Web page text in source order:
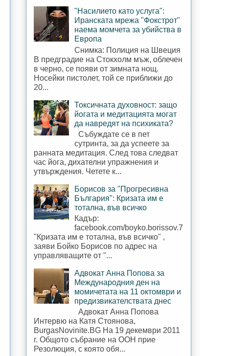
"Насилието като услуга":
Иранската мрежа "Фокстрот"
наема момчета за убийства в
Европа
Снимка: Полиция на Швеция
В предградие на Стокхолм мъж, облечен
в черно, се появи от зимната нощ.
Носейки пистолет, той се приближи до
20...
Токсичната духовност: защо
йогата и медитацията могат
да навредят на психиката?
Събуждате се в пет
сутринта, за да успеете за
ранната медитация. След това следват
час йога, дихателни упражнения и
утвърждения. Четете к...
Борисов за "Прогресивна
България": Кризата им е
тотална, във всичко
Кадър:
facebook.com/boyko.borissov.7
"Кризата им е тотална, във всичко" ,
заяви Бойко Борисов по адрес на
управляващите от "...
Адвокат Анна Попова за
Международния ден на
момичетата на 11 октомври и
предизвикателствата днес
Адвокат Анна Попова
Интервю на Катя Стоянова,
BurgasNovinite.BG На 19 декември 2011
г. Общото събрание на ООН прие
Резолюция, с която обя...